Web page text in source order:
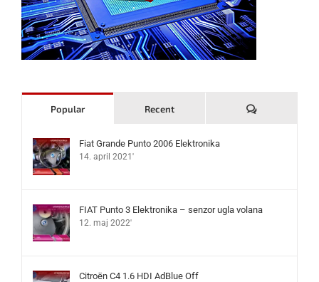
Popular Recent Komentari
Fiat Grande Punto 2006 Elektronika
14. april 2021'
FIAT Punto 3 Elektronika – senzor ugla volana
12. maj 2022'
Citroën C4 1.6 HDI AdBlue Off